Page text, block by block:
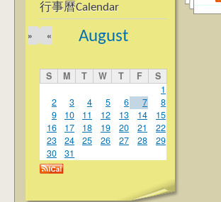
行事曆Calendar
August
«
»
S M T W T F
S
1
2
3 4 5 6 7
8
9
10 11 12 13 14
15
16
17 18 19 20 21
22
23
24 25 26 27 28
29
30
31